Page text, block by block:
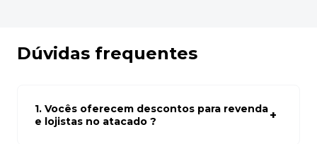
Dúvidas frequentes
1. Vocês oferecem descontos para revenda
e lojistas no atacado ?